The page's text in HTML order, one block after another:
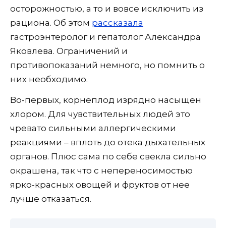
осторожностью, а то и вовсе исключить из
рациона. Об этом рассказала
гастроэнтеролог и гепатолог Александра
Яковлева. Ограничений и
противопоказаний немного, но помнить о
них необходимо.
Во-первых, корнеплод изрядно насыщен
хлором. Для чувствительных людей это
чревато сильными аллергическими
реакциями – вплоть до отека дыхательных
органов. Плюс сама по себе свекла сильно
окрашена, так что с непереносимостью
ярко-красных овощей и фруктов от нее
лучше отказаться.